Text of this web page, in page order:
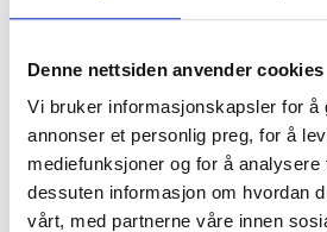
Denne nettsiden anvender cookies
Vi bruker informasjonskapsler for å
annonser et personlig preg, for å
mediefunksjoner og for å
dessuten informasjon om hvordan
vårt, med partnerne våre innen
APRO i ti år og er medlem i
er ikkje avklart om ho og dei
vil få ein ny jobb ein annan
Foto: Øystein Windstad
– Ei gjennomsnittleg